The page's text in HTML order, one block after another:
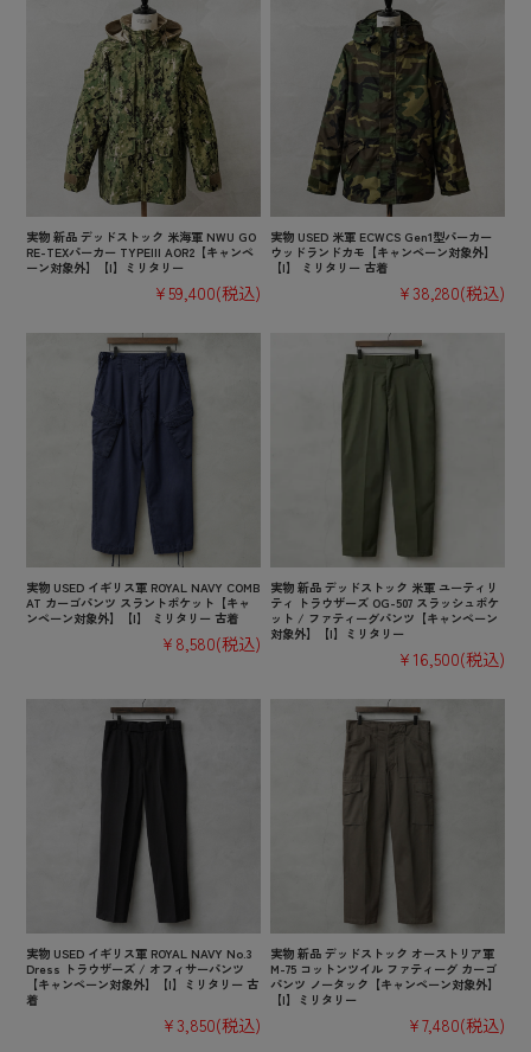
実物 新品 デッドストック 米海軍 NWU GO
RE-TEXパーカー TYPEIII AOR2【キャンペ
ーン対象外】【I】ミリタリー
¥59,400(税込)
実物 USED 米軍 ECWCS Gen1型パーカー
ウッドランドカモ【キャンペーン対象外】
【I】 ミリタリー 古着
¥38,280(税込)
実物 USED イギリス軍 ROYAL NAVY COMB
AT カーゴパンツ スラントポケット【キャ
ンペーン対象外】【I】 ミリタリー 古着
¥8,580(税込)
実物 新品 デッドストック 米軍 ユーティリ
ティ トラウザーズ OG-507 スラッシュポケ
ット / ファティーグパンツ【キャンペーン
対象外】【I】ミリタリー
¥16,500(税込)
実物 USED イギリス軍 ROYAL NAVY No.3
Dress トラウザーズ / オフィサーパンツ
【キャンペーン対象外】【I】ミリタリー 古
着
¥3,850(税込)
実物 新品 デッドストック オーストリア軍
M-75 コットンツイル ファティーグ カーゴ
パンツ ノータック【キャンペーン対象外】
【I】ミリタリー
¥7,480(税込)